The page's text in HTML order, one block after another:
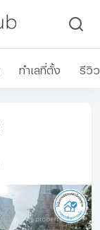
ทำเลที่ตั้ง รีวิว